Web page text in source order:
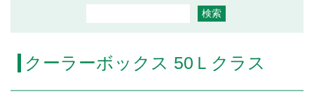
クーラーボックス 50Ｌクラス